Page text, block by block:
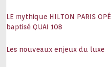
LE mythique HILTON PARIS
baptisé QUAI 108
Les nouveaux enjeux du luxe